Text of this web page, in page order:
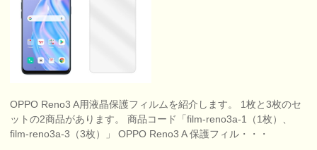
OPPO Reno3 A用液晶保護フィルムを紹介します。 1枚と3枚のセ
ットの2商品があります。 商品コード「film-reno3a-1（1枚）、
film-reno3a-3（3枚）」 OPPO Reno3 A 保護フィル・・・